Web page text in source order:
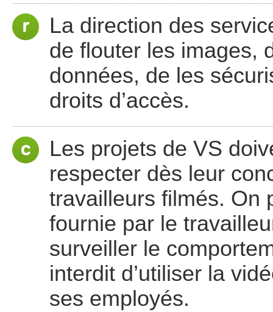
La direction des
de flouter les images,
données, de les
droits d’accès.
Les projets de VS
respecter dès leur
travailleurs filmés. On
fournie par le
surveiller le
interdit d’utiliser la
ses employés.